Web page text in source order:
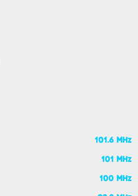
101.6 MHz
101 MHz
100 MHz